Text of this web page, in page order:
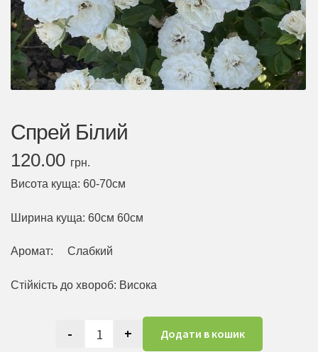
Спрей Білий
120.00 грн.
Висота куща: 60-70см
Ширина куща: 60см 60см
Аромат: Слабкий
Стійкість до хвороб: Висока
Спрей Білий кількість
- + Додати в кошик